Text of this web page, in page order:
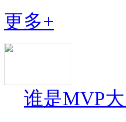
更多+
谁是MVP